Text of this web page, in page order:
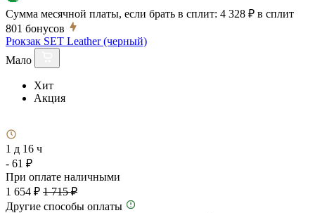
Сумма месячной платы, если брать в сплит: 4 328 ₽ в сплит
801 бонусов
Рюкзак SET Leather (черный)
Мало
Хит
Акция
1 д 16 ч
- 61 ₽
При оплате наличными
1 654 ₽ 1 715 ₽
Другие способы оплаты